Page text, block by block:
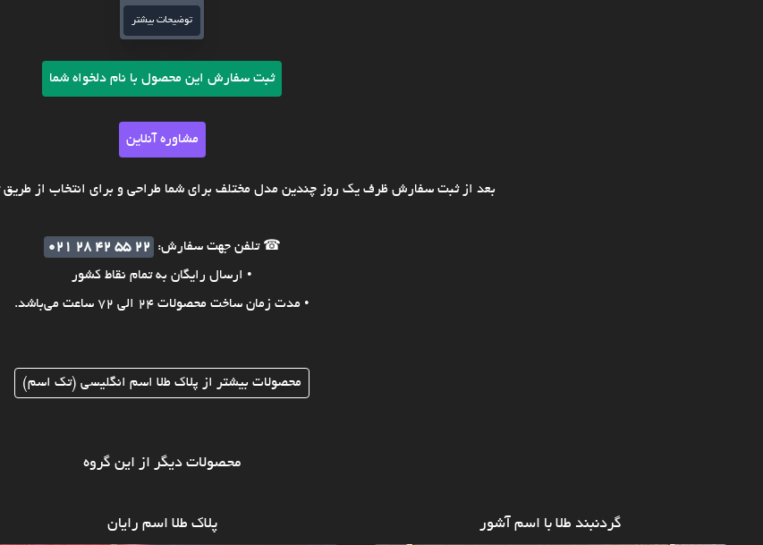
توضیحات بیشتر
ثبت سفارش این محصول با نام دلخواه شما
مشاوره آنلاین
بعد از ثبت سفارش ظرف یک روز چندین مدل مختلف برای شما طراحی و برای انتخاب از طریق
☎ تلفن جهت سفارش:
021 28 42 55 22
• ارسال رایگان به تمام نقاط کشور
• مدت زمان ساخت محصولات 24 الی 72 ساعت می‌باشد.
محصولات بیشتر از پلاک طلا اسم انگلیسی (تک اسم)
محصولات دیگر از این گروه
گردنبند طلا با اسم آشور پلاک طلا اسم رایان